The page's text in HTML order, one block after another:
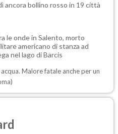
ancora bollino rosso in 19 città
le onde in Salento, morto
americano di stanza ad
nel lago di Barcis
Malore fatale anche per un